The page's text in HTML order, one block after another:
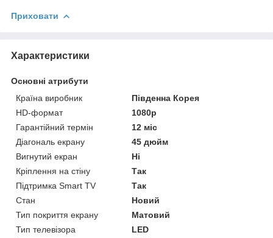
Приховати
Характеристики
Основні атрибути
Країна виробник
Південна Корея
HD-формат
1080р
Гарантійний термін
12 міс
Діагональ екрану
45 дюйм
Вигнутий екран
Ні
Кріплення на стіну
Так
Підтримка Smart TV
Так
Стан
Новий
Тип покриття екрану
Матовий
Тип телевізора
LED